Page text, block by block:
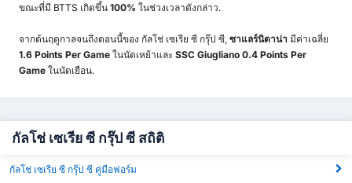
ขณะที่มี BTTS เกิดขึ้น 100% ในช่วงเวลาดังกล่าว.
จากต้นฤดูกาลจนถึงตอนนี้ของ กัลโช่ เซเรีย ซี กรุ๊ป ซี, ซาแลร์นิตาน่า มีค่าเฉลี่ย
1.6 Points Per Game ในนัดเหย้าและ SSC Giugliano 0.4 Points Per
Game ในนัดเยือน.
กัลโช่ เซเรีย ซี กรุ๊ป ซี สถิติ
กัลโช่ เซเรีย ซี กรุ๊ป ซี คู่มือฟอร์ม